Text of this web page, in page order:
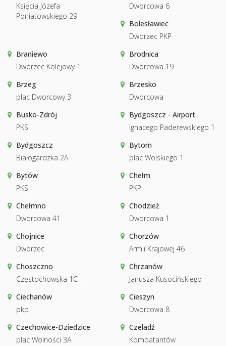
Księcia Józefa
Poniatowskiego 29
Dworcowa 6
Bolesławiec
Dworzec PKP
Braniewo
Dworzec Kolejowy 1
Brodnica
Dworcowa 19
Brzeg
plac Dworcowy 3
Brzesko
Dworcowa
Busko-Zdrój
PKS
Bydgoszcz - Airport
Ignacego Paderewskiego 1
Bydgoszcz
Białogardzka 2A
Bytom
plac Wolskiego 1
Bytów
PKS
Chełm
PKP
Chełmno
Dworcowa 41
Chodzież
Dworcowa 1
Chojnice
Dworzec
Chorzów
Armii Krajowej 46
Choszczno
Częstochowska 1C
Chrzanów
Janusza Kusocińskiego
Ciechanów
pkp
Cieszyn
Dworcowa 8
Czechowice-Dziedzice
plac Wolności 3A
Czeladź
Kombatantów